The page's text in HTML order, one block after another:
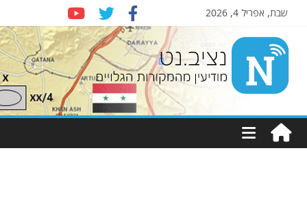
שבת, אפריל 4, 2026
Nziv.net
מודיעין
מהמקורות